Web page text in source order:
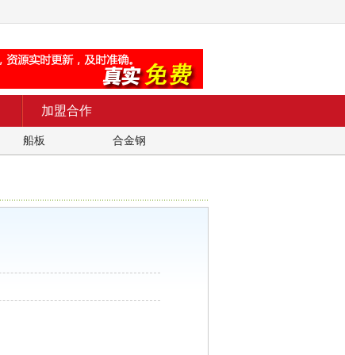
加盟合作
船板 合金钢